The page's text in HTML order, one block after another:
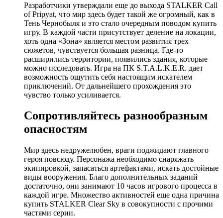
Разработчики утверждали еще до выхода STALKER Call
of Pripyat, что мир здесь будет такой же огромный, как в
Тень Чернобыля и это стало очередным поводом купить
игру. В каждой части присутствует деление на локации,
хоть одна «Зона» является местом развития трех
сюжетов, чувствуется большая разница. Где-то
расширились территории, появились здания, которые
можно исследовать. Игра на ПК S.T.A.L.K.E.R. дает
возможность ощутить себя настоящим искателем
приключений. От дальнейшего прохождения это
чувство только усиливается.
Сопротивляйтесь разнообразным
опасностям
Мир здесь недружелюбен, враги поджидают главного
героя повсюду. Персонажа необходимо снаряжать
экипировкой, запасаться артефактами, искать достойные
виды вооружения. Благо дополнительных заданий
достаточно, они занимают 10 часов игрового процесса в
каждой игре. Множество активностей еще одна причина
купить STALKER Clear Sky в совокупности с прочими
частями серии.